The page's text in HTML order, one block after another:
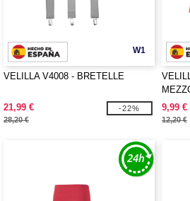
W1
VELILLA V4008 - BRETELLE
21,99 €
28,20 €
-22%
9,99 €
12,20 €